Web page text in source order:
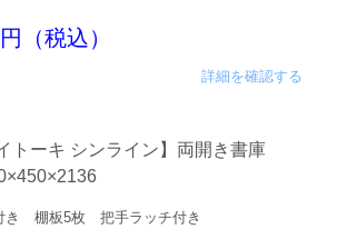
（税込）
詳細を確認する
イトーキ シンライン】両開き書庫
き 棚板5枚 把手ラッチ付き